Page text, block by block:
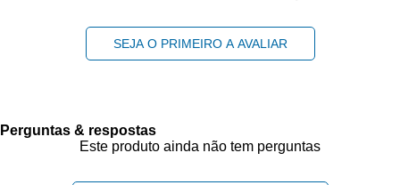
SEJA O PRIMEIRO A AVALIAR
Perguntas & respostas
Este produto ainda não tem perguntas